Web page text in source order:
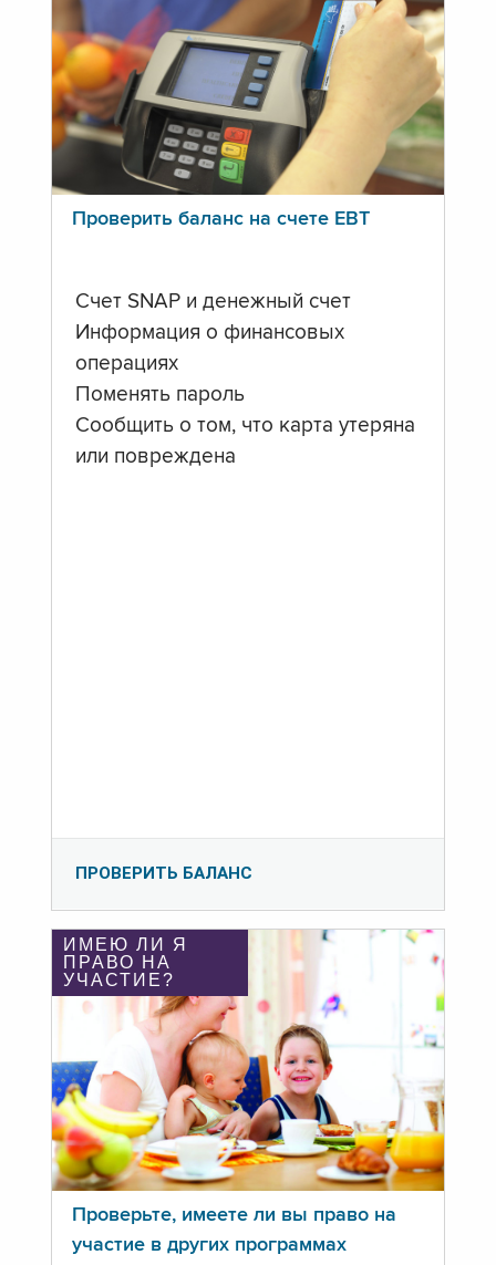
Проверить баланс на счете ЕВТ
Счет SNAP и денежный счет
Информация о финансовых
операциях
Поменять пароль
Сообщить о том, что карта утеряна
или повреждена
ПРОВЕРИТЬ БАЛАНС
ИМЕЮ ЛИ Я
ПРАВО НА
УЧАСТИЕ?
Проверьте, имеете ли вы право на
участие в других программах